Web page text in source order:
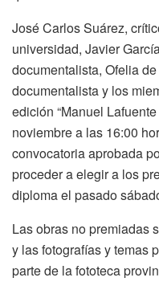
José Carlos Suárez,
universidad, Javier
documentalista, Ofelia
documentalista y los
edición “Manuel
noviembre a las 16:00
convocatoria aprobada
proceder a elegir a los
diploma el pasado
Las obras no premiadas
y las fotografías y temas
parte de la fototeca